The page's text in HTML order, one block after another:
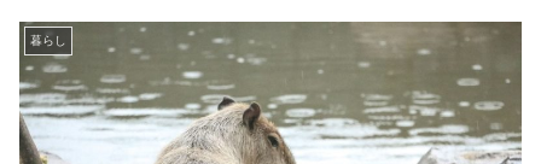
暮らし